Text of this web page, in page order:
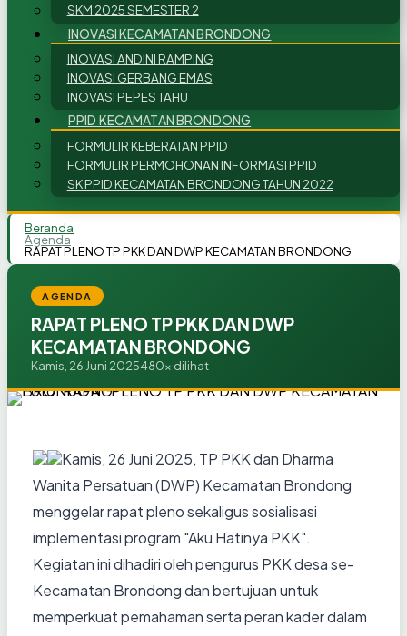
SKM 2025 SEMESTER 2
INOVASI KECAMATAN BRONDONG
INOVASI ANDINI RAMPING
INOVASI GERBANG EMAS
INOVASI PEPES TAHU
PPID KECAMATAN BRONDONG
FORMULIR KEBERATAN PPID
FORMULIR PERMOHONAN INFORMASI PPID
SK PPID KECAMATAN BRONDONG TAHUN 2022
Beranda
Agenda
RAPAT PLENO TP PKK DAN DWP KECAMATAN BRONDONG
AGENDA
RAPAT PLENO TP PKK DAN DWP
KECAMATAN BRONDONG
Kamis, 26 Juni 2025480x dilihat
Kamis, 26 Juni 2025, TP PKK dan Dharma
Wanita Persatuan (DWP) Kecamatan Brondong
menggelar rapat pleno sekaligus sosialisasi
implementasi program "Aku Hatinya PKK".
Kegiatan ini dihadiri oleh pengurus PKK desa se-
Kecamatan Brondong dan bertujuan untuk
memperkuat pemahaman serta peran kader dalam